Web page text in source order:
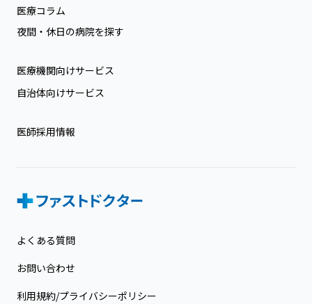
医療コラム
夜間・休日の病院を探す
医療機関向けサービス
自治体向けサービス
医師採用情報
よくある質問
お問い合わせ
利用規約/プライバシーポリシー